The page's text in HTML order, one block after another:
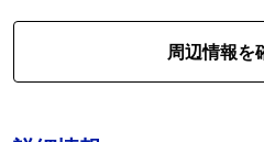
周辺情報を